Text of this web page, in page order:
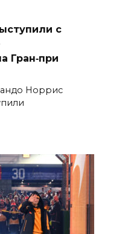
с
Гран‑при
Норрис